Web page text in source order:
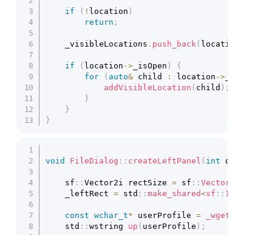
if ( ! location )
return ;
	_visibleLocations
. push_back( location
if ( location ->_isOpen )
{
for
( auto& child : location ->_children
addVisibleLocation ( child ) ;
}
}
}
void FileDialog :: createLeftPanel ( int
	sf
:: Vector2i rectSize = sf :: Vector2i
	_leftRect
= std :: make_shared<sf :: IntRect
const wchar_t* userProfile = _wgetenv
	std
:: wstring up ( userProfile ) ;